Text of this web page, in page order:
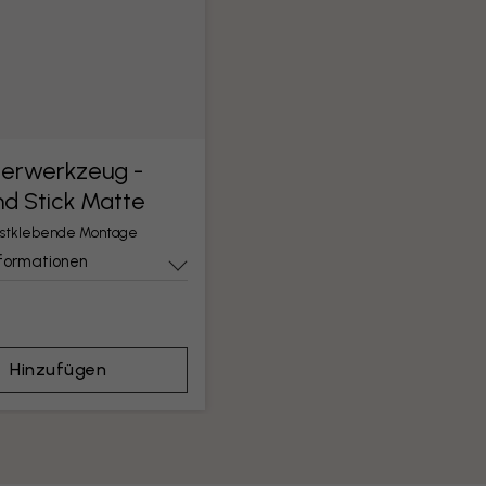
-
Stick Matte
Montage
Hinzufügen